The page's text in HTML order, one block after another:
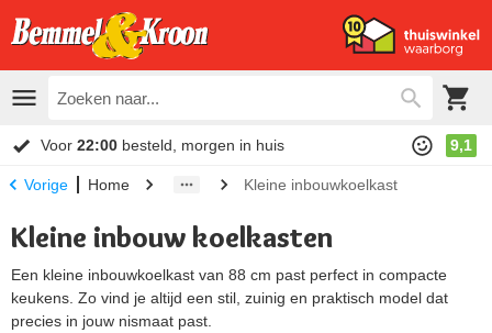
Voor 22:00 besteld, morgen in huis 9,1
Vorige Home Kleine inbouwkoelkast
Kleine inbouw koelkasten
Een kleine inbouwkoelkast van 88 cm past perfect in compacte
keukens. Zo vind je altijd een stil, zuinig en praktisch model dat
precies in jouw nismaat past.